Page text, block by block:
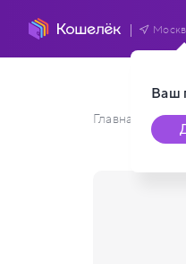
Ваш
Главная /